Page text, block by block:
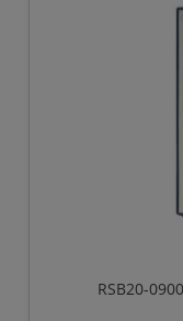
RSB20-